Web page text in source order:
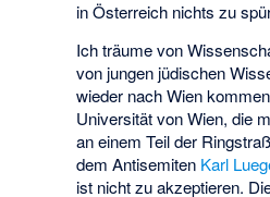
in Österreich nichts zu
Ich träume von
von jungen jüdischen
wieder nach Wien
Universität von Wien, die
an einem Teil der
dem Antisemiten Karl
ist nicht zu akzeptieren.